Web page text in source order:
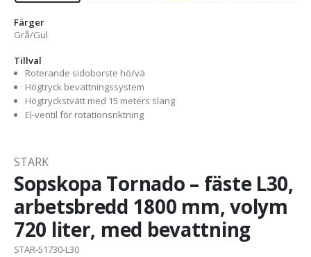
Färger
Grå/Gul
Tillval
Roterande sidoborste hö/vä
Högtryck bevattningssystem
Högtryckstvätt med 15 meters slang
El-ventil för rotationsriktning
STARK
Sopskopa Tornado – fäste L30,
arbetsbredd 1800 mm, volym
720 liter, med bevattning
STAR-51730-L30